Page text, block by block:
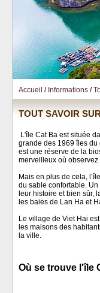
Accueil / Informations /
TOUT SAVOIR
L'île Cat Ba est située
grande des 1969 îles du
est une réserve de la
merveilleux où observez
Mais en plus de cela,
du sable confortable.
leur histoire et bien sûr,
les baies de Lan Ha et
Le village de Viet Hai
les maisons des
la ville.
Où se trouve l'île